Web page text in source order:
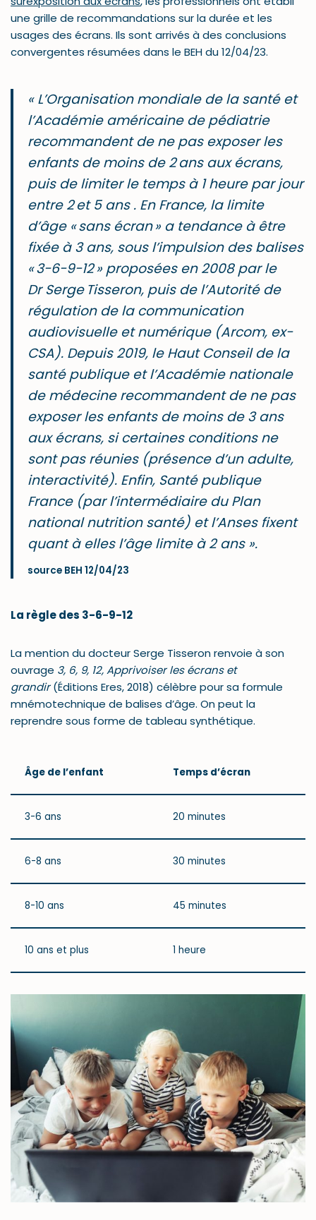
une grille de recommandations sur la durée et les
usages des écrans. Ils sont arrivés à des conclusions
convergentes résumées dans le BEH du 12/04/23.
« L’Organisation mondiale de la santé et
l’Académie américaine de pédiatrie
recommandent de ne pas exposer les
enfants de moins de 2 ans aux écrans,
puis de limiter le temps à 1 heure par jour
entre 2 et 5 ans . En France, la limite
d’âge « sans écran » a tendance à être
fixée à 3 ans, sous l’impulsion des balises
« 3-6-9-12 » proposées en 2008 par le
Dr Serge Tisseron, puis de l’Autorité de
régulation de la communication
audiovisuelle et numérique (Arcom, ex-
CSA). Depuis 2019, le Haut Conseil de la
santé publique et l’Académie nationale
de médecine recommandent de ne pas
exposer les enfants de moins de 3 ans
aux écrans, si certaines conditions ne
sont pas réunies (présence d’un adulte,
interactivité). Enfin, Santé publique
France (par l’intermédiaire du Plan
national nutrition santé) et l’Anses fixent
quant à elles l’âge limite à 2 ans ».
source BEH 12/04/23
La règle des 3-6-9-12
La mention du docteur Serge Tisseron renvoie à son
ouvrage 3, 6, 9, 12, Apprivoiser les écrans et
grandir(Éditions Eres, 2018) célèbre pour sa formule
mnémotechnique de balises d’âge. On peut la
reprendre sous forme de tableau synthétique.
Âge de l’enfant Temps d’écran
3-6 ans 20 minutes
6-8 ans 30 minutes
8-10 ans 45 minutes
10 ans et plus 1 heure